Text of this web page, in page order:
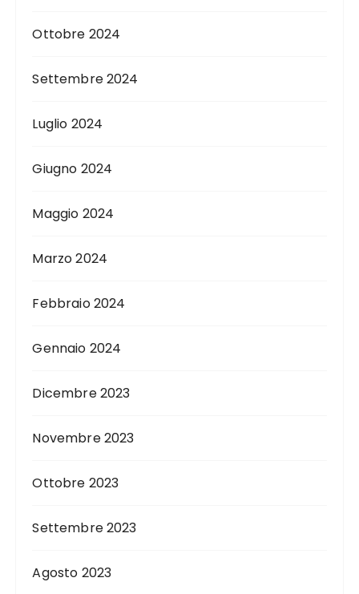
Ottobre 2024
Settembre 2024
Luglio 2024
Giugno 2024
Maggio 2024
Marzo 2024
Febbraio 2024
Gennaio 2024
Dicembre 2023
Novembre 2023
Ottobre 2023
Settembre 2023
Agosto 2023